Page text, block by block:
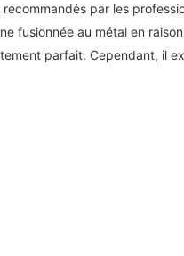
par les
fusionnée au métal en
parfait. Cependant, il